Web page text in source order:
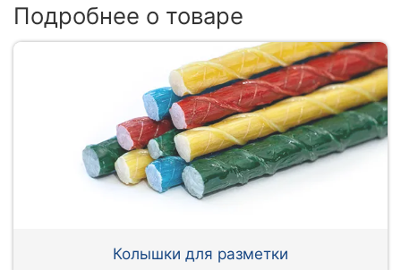
Подробнее о товаре
Колышки для разметки